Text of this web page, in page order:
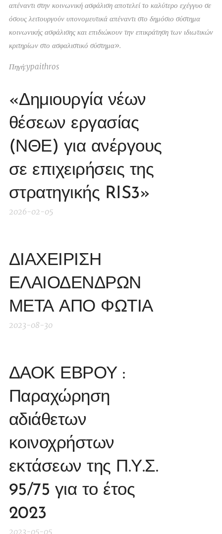
απέναντι στην κοινωνική ασφάλιση αποτελεί το καλύτερο εχέγγυο σε
όσους λειτουργούν υπονομευτικά απέναντι στο δημόσιο σύστημα
κοινωνικής ασφάλισης και επιδιώκουν την επικράτηση των ιδιωτικών
κριτηρίων στο ασφαλιστικό σύστημα».
Πηγή:ypaithros
«Δημιουργία νέων
θέσεων εργασίας
(ΝΘΕ) για ανέργους
σε επιχειρήσεις της
στρατηγικής RIS3»
2026-02-05
ΔΙΑΧΕΙΡΙΣΗ
ΕΛΑΙΟΔΕΝΔΡΩΝ
ΜΕΤΑ ΑΠΟ ΦΩΤΙΑ
2023-08-30
ΔΑΟΚ ΕΒΡΟΥ :
Παραχώρηση
αδιάθετων
κοινοχρήστων
εκτάσεων της Π.Υ.Σ.
95/75 για το έτος
2023
2023-05-05